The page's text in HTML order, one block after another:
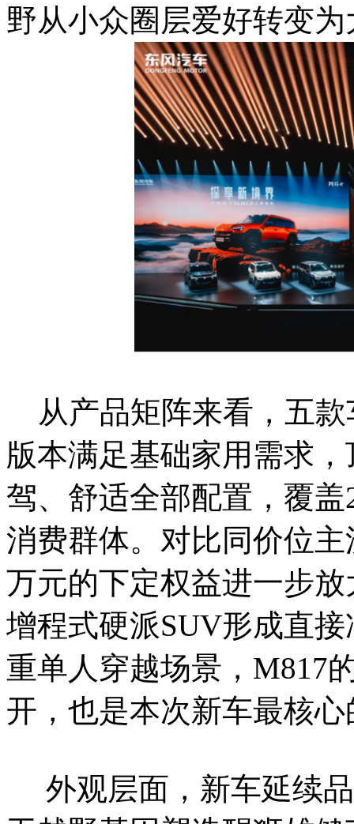
野从小众圈层爱好转变
从产品矩阵来看，五款
版本满足基础家用需求
驾、舒适全部配置，覆
消费群体。对比同价位
万元的下定权益进一步
增程式硬派SUV形成直
重单人穿越场景，M817
开，也是本次新车最核
外观层面，新车延续品